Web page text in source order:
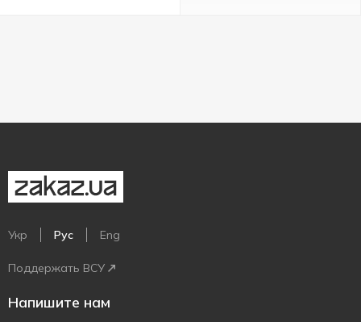
Укр Рус Eng
Поддержать ВСУ
Напишите нам